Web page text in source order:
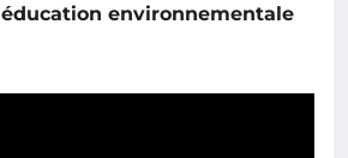
éducation environnementale